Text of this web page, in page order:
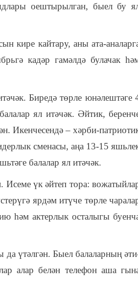
оештырылган, быел бу
кире кайтару, аны ата-
кадәр гамәлдә булачак
Биредә төрле юнәлештәге
ял итәчәк. Әйтик,
. Икенчесендә – хәрби-
лык сменасы, аңа 13-15
балалар ял итәчәк.
. Исеме үк әйтеп тора:
ярдәм итүче төрле
һәм актерлык осталыгы
да үтәлгән. Быел балаларның
алар белән телефон аша